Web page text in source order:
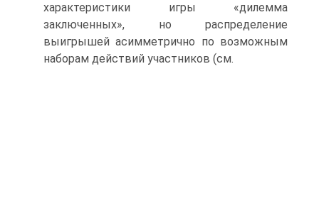
характеристики игры «дилемма
заключенных», но распределение
выигрышей асимметрично по возможным
наборам действий участников (см.